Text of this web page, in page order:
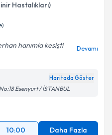
Hastalıkları)
hanımla kesişti
Devamı
Haritada Göster
Esenyurt / İSTANBUL
10:00 Daha Fazla